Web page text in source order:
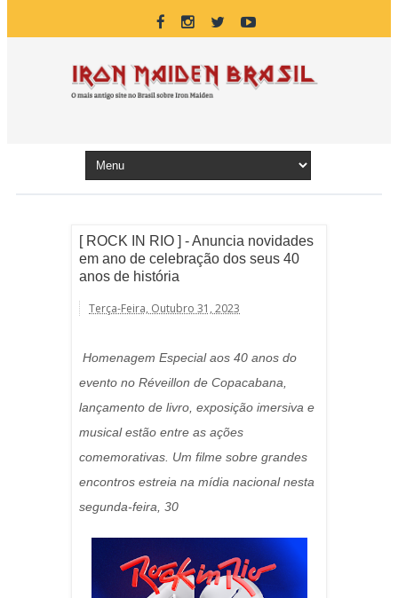
[ ROCK IN RIO ] - Anuncia novidades
em ano de celebração dos seus 40
anos de história
Terça-Feira, Outubro 31, 2023
Homenagem Especial aos 40 anos do
evento no Réveillon de Copacabana,
lançamento de livro, exposição imersiva e
musical estão entre as ações
comemorativas. Um filme sobre grandes
encontros estreia na mídia nacional nesta
segunda-feira, 30